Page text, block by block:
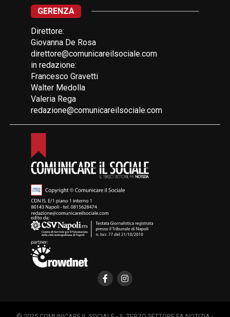
GERENZA
Direttore:
Giovanna De Rosa
direttore@comunicareilsociale.com
in redazione:
Francesco Gravetti
Walter Medolla
Valeria Rega
redazione@comunicareilsociale.com